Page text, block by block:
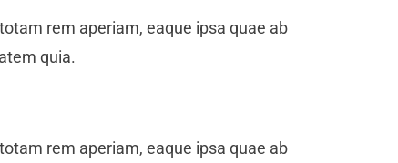
rem aperiam, eaque ipsa quae ab
quia.
rem aperiam, eaque ipsa quae ab